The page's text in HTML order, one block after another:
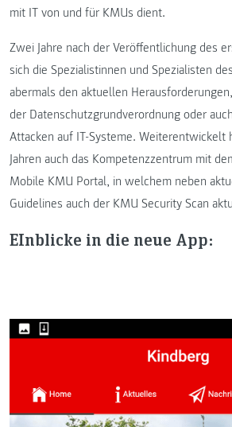
mit IT von und für KMUs dient.
Zwei Jahre nach der Veröffentlichung des
sich die Spezialistinnen und Spezialisten
abermals den aktuellen
der Datenschutzgrundverordnung oder
Attacken auf IT-Systeme. Weiterentwickelt
Jahren auch das Kompetenzzentrum mit
Mobile KMU Portal, in welchem neben
Guidelines auch der KMU Security Scan
EInblicke in die neue App: